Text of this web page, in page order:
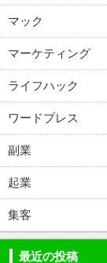
マック
マーケティング
ライフハック
ワードプレス
副業
起業
集客
最近の投稿